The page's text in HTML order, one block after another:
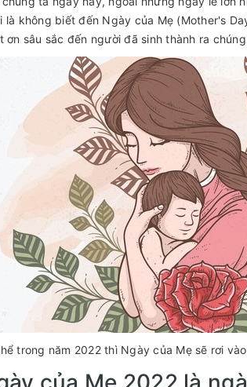
là không biết đến Ngày của Mẹ (Mother's
ơn sâu sắc đến người đã sinh thành ra
trong năm 2022 thì Ngày của Mẹ sẽ rơi